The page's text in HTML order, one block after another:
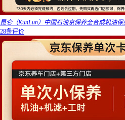
昆仑（KunLun）中国石油京保养全合成机油保
28条评价